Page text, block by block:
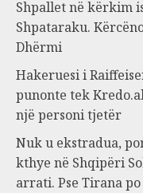
Shpallet në kërkim
Shpataraku.
Dhërmi
Hakeruesi i
punonte tek
një personi tjetër
Nuk u ekstradua,
kthye në Shqipëri
arrati. Pse Tirana